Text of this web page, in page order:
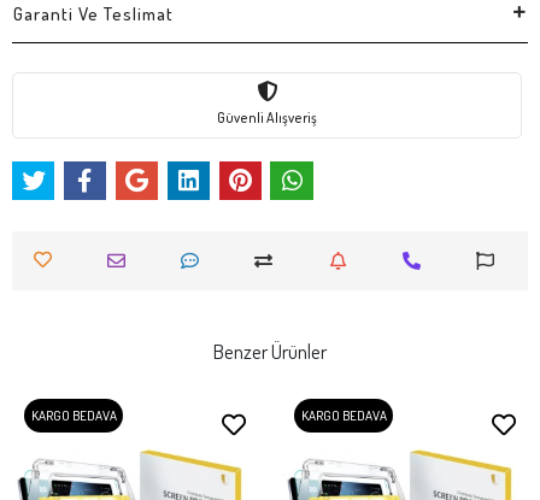
Garanti Ve Teslimat
Güvenli Alışveriş
Benzer Ürünler
KARGO BEDAVA KARGO BEDAVA